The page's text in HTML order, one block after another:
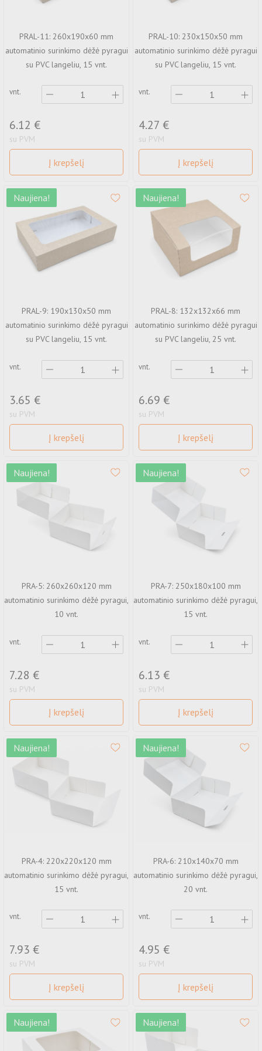
Ekologiški vienkartiniai užkandžių indeliai
Ekologiški vienkartiniai dubenėliai
Ekologiški KRAFT indeliai maistui
Mediniai stalo įrankiai
Ekologiški vienkartiniai indeliai maistui -
Bambukiniai iešmai
Šilkografinė spauda
Ofsetinė spauda
Folijavimas
Lipni pakavimo juosta su spauda
Etikečių, lipdukų gamyba
Komercinė fotografija
PRAL-11: 260x190x60 mm
automatinio surinkimo dėžė pyragui
su PVC langeliu, 15 vnt.
vnt.
6.12 €
su PVM
Į krepšelį
PRAL-10: 230x150x50 mm
automatinio surinkimo dėžė pyragui
su PVC langeliu, 15 vnt.
vnt.
4.27 €
su PVM
Į krepšelį
Naujiena!
PRAL-9: 190x130x50 mm
automatinio surinkimo dėžė pyragui
su PVC langeliu, 15 vnt.
vnt.
3.65 €
su PVM
Į krepšelį
Naujiena!
PRAL-8: 132x132x66 mm
automatinio surinkimo dėžė pyragui
su PVC langeliu, 25 vnt.
vnt.
6.69 €
su PVM
Į krepšelį
Naujiena!
PRA-5: 260x260x120 mm
automatinio surinkimo dėžė pyragui,
10 vnt.
vnt.
7.28 €
su PVM
Į krepšelį
Naujiena!
PRA-7: 250x180x100 mm
automatinio surinkimo dėžė pyragui,
15 vnt.
vnt.
6.13 €
su PVM
Į krepšelį
Naujiena!
PRA-4: 220x220x120 mm
automatinio surinkimo dėžė pyragui,
15 vnt.
vnt.
7.93 €
su PVM
Į krepšelį
Naujiena!
PRA-6: 210x140x70 mm
automatinio surinkimo dėžė pyragui,
20 vnt.
vnt.
4.95 €
su PVM
Į krepšelį
Naujiena! Naujiena!